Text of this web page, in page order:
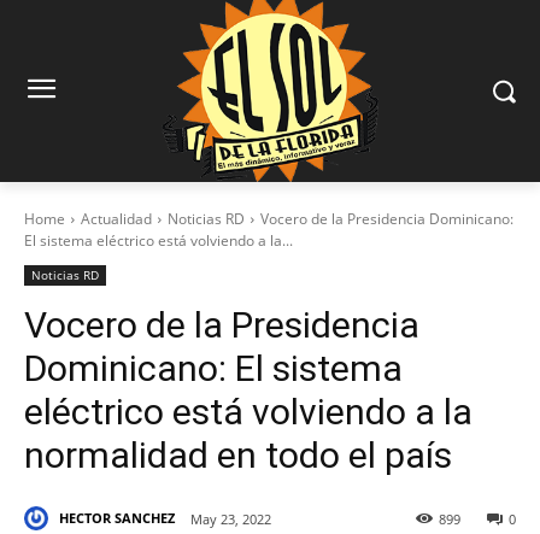
Home Actualidad Noticias RD
Vocero de la Presidencia Dominicano:
El sistema eléctrico está volviendo a la...
Noticias RD
Vocero de la Presidencia
Dominicano: El sistema
eléctrico está volviendo a la
normalidad en todo el país
HECTOR SANCHEZ May 23, 2022 0
899